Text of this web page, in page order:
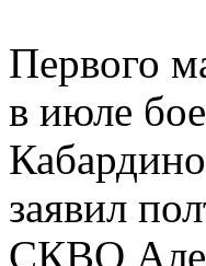
Первого
в июле
заявил
СКВО